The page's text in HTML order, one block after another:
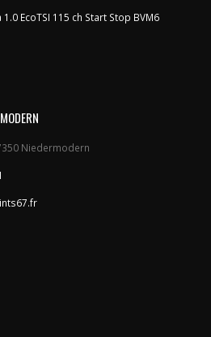
1.0 EcoTSI 115 ch Start Stop BVM6
Niedermodern